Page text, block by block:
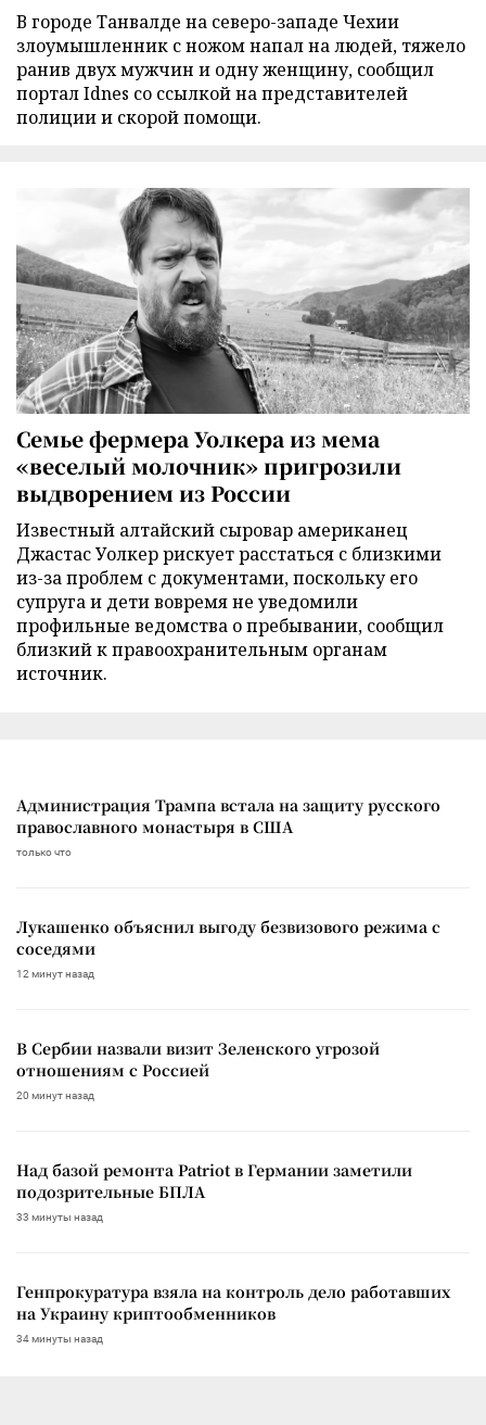
В городе Танвалде на северо-западе Чехии
злоумышленник с ножом напал на людей, тяжело
ранив двух мужчин и одну женщину, сообщил
портал Idnes со ссылкой на представителей
полиции и скорой помощи.
Семье фермера Уолкера из мема
«веселый молочник» пригрозили
выдворением из России
Известный алтайский сыровар американец
Джастас Уолкер рискует расстаться с близкими
из-за проблем с документами, поскольку его
супруга и дети вовремя не уведомили
профильные ведомства о пребывании, сообщил
близкий к правоохранительным органам
источник.
Администрация Трампа встала на защиту русского
православного монастыря в США
только что
Лукашенко объяснил выгоду безвизового режима с
соседями
12 минут назад
В Сербии назвали визит Зеленского угрозой
отношениям с Россией
20 минут назад
Над базой ремонта Patriot в Германии заметили
подозрительные БПЛА
33 минуты назад
Генпрокуратура взяла на контроль дело работавших
на Украину криптообменников
34 минуты назад